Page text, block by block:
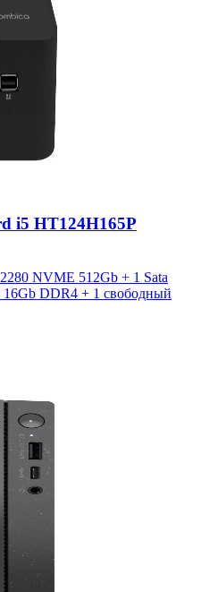
i5 HT124H165P
NVME 512Gb + 1 Sata
DDR4 + 1 свободный